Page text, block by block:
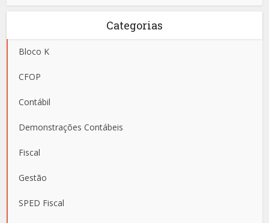
Categorias
Bloco K
CFOP
Contábil
Demonstrações Contábeis
Fiscal
Gestão
SPED Fiscal